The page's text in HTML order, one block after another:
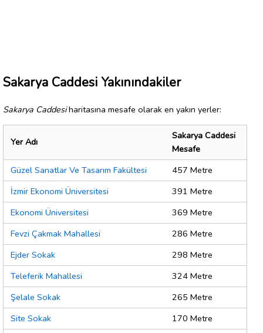
Sakarya Caddesi Yakınındakiler
Sakarya Caddesiharitasına mesafe olarak en yakın yerler:
Yer Adı
Sakarya Caddesi
Mesafe
Güzel Sanatlar Ve Tasarım Fakültesi
457 Metre
İzmir Ekonomi Üniversitesi
391 Metre
Ekonomi Üniversitesi
369 Metre
Fevzi Çakmak Mahallesi
286 Metre
Ejder Sokak
298 Metre
Teleferik Mahallesi
324 Metre
Şelale Sokak
265 Metre
Site Sokak
170 Metre